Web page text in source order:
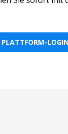
PLATTFORM-